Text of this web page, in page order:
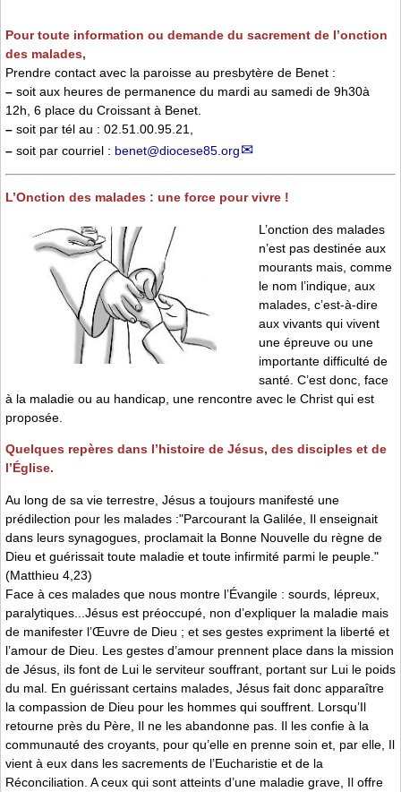
Pour toute information ou demande du sacrement de l’onction
des malades,
Prendre contact avec la paroisse au presbytère de Benet :
– soit aux heures de permanence du mardi au samedi de 9h30à
12h, 6 place du Croissant à Benet.
– soit par tél au : 02.51.00.95.21,
– soit par courriel : benet@diocese85.org
L’Onction des malades : une force pour vivre !
L’onction des malades
n’est pas destinée aux
mourants mais, comme
le nom l’indique, aux
malades, c’est-à-dire
aux vivants qui vivent
une épreuve ou une
importante difficulté de
santé. C’est donc, face
à la maladie ou au handicap, une rencontre avec le Christ qui est
proposée.
Quelques repères dans l’histoire de Jésus, des disciples et de
l’Église.
Au long de sa vie terrestre, Jésus a toujours manifesté une
prédilection pour les malades :"Parcourant la Galilée, Il enseignait
dans leurs synagogues, proclamait la Bonne Nouvelle du règne de
Dieu et guérissait toute maladie et toute infirmité parmi le peuple."
(Matthieu 4,23)
Face à ces malades que nous montre l’Évangile : sourds, lépreux,
paralytiques...Jésus est préoccupé, non d’expliquer la maladie mais
de manifester l’Œuvre de Dieu ; et ses gestes expriment la liberté et
l’amour de Dieu. Les gestes d’amour prennent place dans la mission
de Jésus, ils font de Lui le serviteur souffrant, portant sur Lui le poids
du mal. En guérissant certains malades, Jésus fait donc apparaître
la compassion de Dieu pour les hommes qui souffrent. Lorsqu’Il
retourne près du Père, Il ne les abandonne pas. Il les confie à la
communauté des croyants, pour qu’elle en prenne soin et, par elle, Il
vient à eux dans les sacrements de l’Eucharistie et de la
Réconciliation. A ceux qui sont atteints d’une maladie grave, Il offre